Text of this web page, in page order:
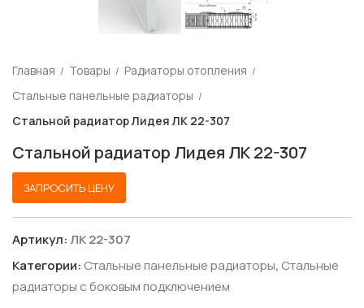
Главная Товары
Радиаторы отопления
Стальные панельные радиаторы
Стальной радиатор Лидея ЛК 22-307
Стальной радиатор Лидея ЛК 22-307
ЗАПРОСИТЬ ЦЕНУ
Артикул:ЛК 22-307
Категории: Стальные панельные радиаторы, Стальные
радиаторы с боковым подключением